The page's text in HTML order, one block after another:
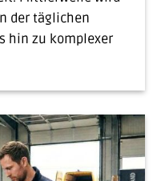
der täglichen
hin zu komplexer